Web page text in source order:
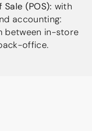
(POS): with
accounting:
between in-store
office.